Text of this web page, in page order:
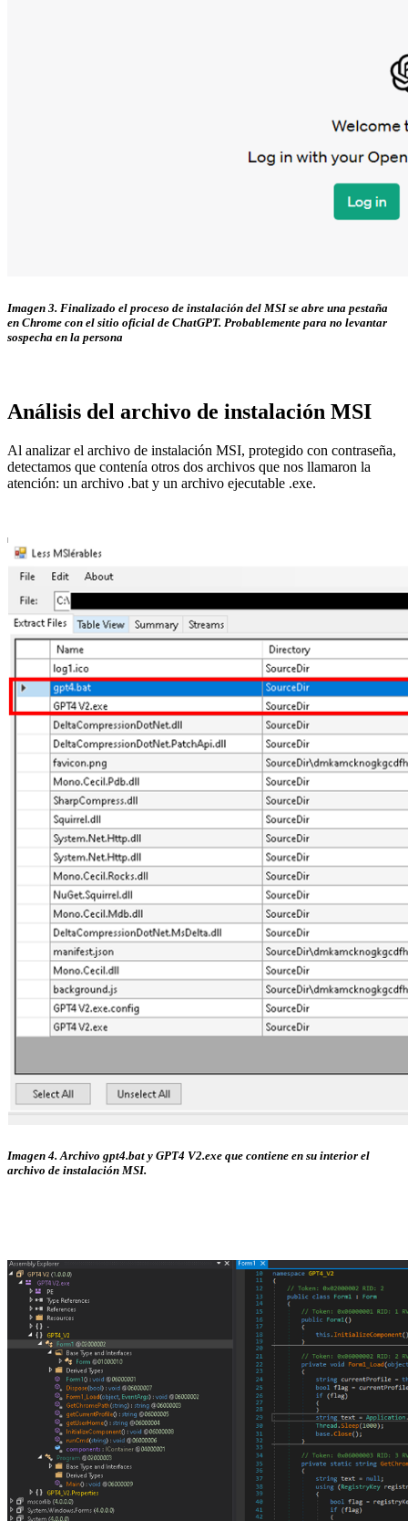
Imagen 3. Finalizado el proceso de instalación del MSI se abre una pestaña
en Chrome con el sitio oficial de ChatGPT. Probablemente para no levantar
sospecha en la persona
Análisis del archivo de instalación MSI
Al analizar el archivo de instalación MSI, protegido con contraseña,
detectamos que contenía otros dos archivos que nos llamaron la
atención: un archivo .bat y un archivo ejecutable .exe.
Imagen 4. Archivo gpt4.bat y GPT4 V2.exe que contiene en su interior el
archivo de instalación MSI.